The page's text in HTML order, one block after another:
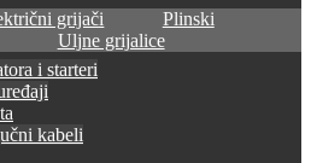
grijači
Plinski
Uljne grijalice
i starteri
kabeli